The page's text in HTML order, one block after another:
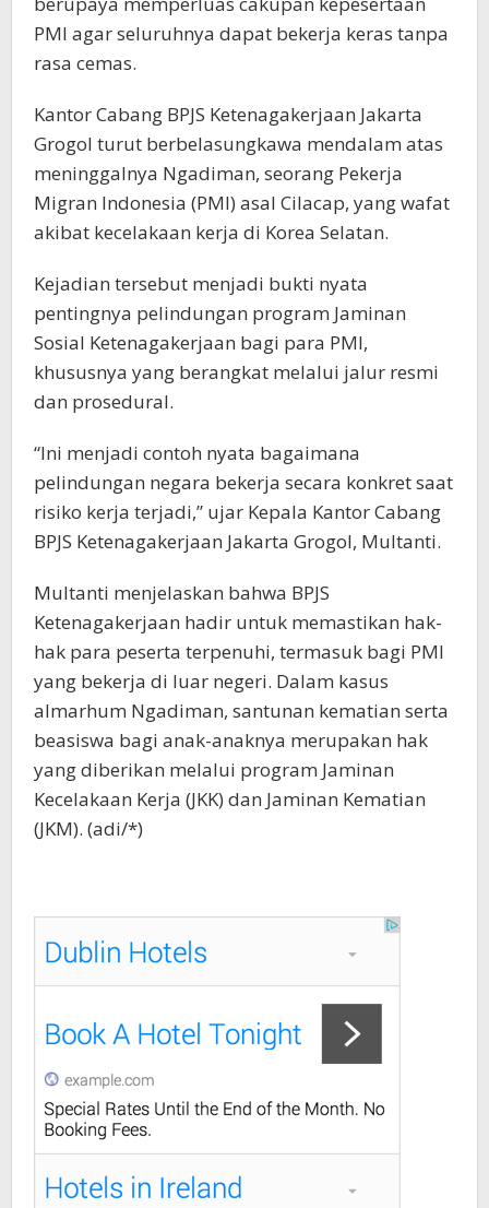
PMI agar seluruhnya dapat bekerja keras tanpa
rasa cemas.
Kantor Cabang BPJS Ketenagakerjaan Jakarta
Grogol turut berbelasungkawa mendalam atas
meninggalnya Ngadiman, seorang Pekerja
Migran Indonesia (PMI) asal Cilacap, yang wafat
akibat kecelakaan kerja di Korea Selatan.
Kejadian tersebut menjadi bukti nyata
pentingnya pelindungan program Jaminan
Sosial Ketenagakerjaan bagi para PMI,
khususnya yang berangkat melalui jalur resmi
dan prosedural.
“Ini menjadi contoh nyata bagaimana
pelindungan negara bekerja secara konkret saat
risiko kerja terjadi,” ujar Kepala Kantor Cabang
BPJS Ketenagakerjaan Jakarta Grogol, Multanti.
Multanti menjelaskan bahwa BPJS
Ketenagakerjaan hadir untuk memastikan hak-
hak para peserta terpenuhi, termasuk bagi PMI
yang bekerja di luar negeri. Dalam kasus
almarhum Ngadiman, santunan kematian serta
beasiswa bagi anak-anaknya merupakan hak
yang diberikan melalui program Jaminan
Kecelakaan Kerja (JKK) dan Jaminan Kematian
(JKM). (adi/*)